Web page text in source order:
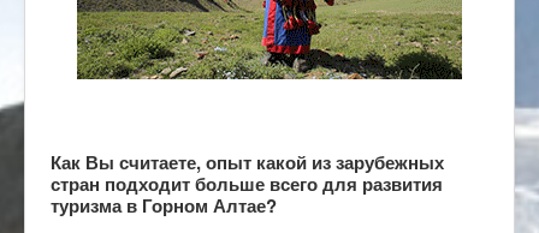
Как Вы считаете, опыт какой из зарубежных
стран подходит больше всего для развития
туризма в Горном Алтае?